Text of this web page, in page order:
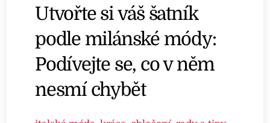
Utvořte si váš šatník
podle milánské módy:
Podívejte se, co v něm
nesmí chybět